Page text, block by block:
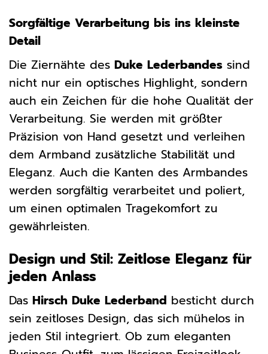
Sorgfältige Verarbeitung bis ins kleinste
Detail
Die Ziernähte des Duke Lederbandes sind
nicht nur ein optisches Highlight, sondern
auch ein Zeichen für die hohe Qualität der
Verarbeitung. Sie werden mit größter
Präzision von Hand gesetzt und verleihen
dem Armband zusätzliche Stabilität und
Eleganz. Auch die Kanten des Armbandes
werden sorgfältig verarbeitet und poliert,
um einen optimalen Tragekomfort zu
gewährleisten.
Design und Stil: Zeitlose Eleganz für
jeden Anlass
Das Hirsch Duke Lederband besticht durch
sein zeitloses Design, das sich mühelos in
jeden Stil integriert. Ob zum eleganten